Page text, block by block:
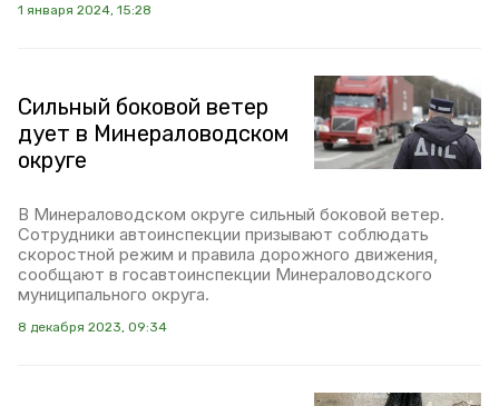
1 января 2024, 15:28
Сильный боковой ветер
дует в Минераловодском
округе
В Минераловодском округе сильный боковой ветер.
Сотрудники автоинспекции призывают соблюдать
скоростной режим и правила дорожного движения,
сообщают в госавтоинспекции Минераловодского
муниципального округа.
8 декабря 2023, 09:34